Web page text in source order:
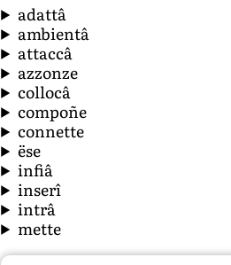
adattâ
ambientâ
attaccâ
azzonze
collocâ
compoñe
connette
ëse
infiâ
inserî
intrâ
mette